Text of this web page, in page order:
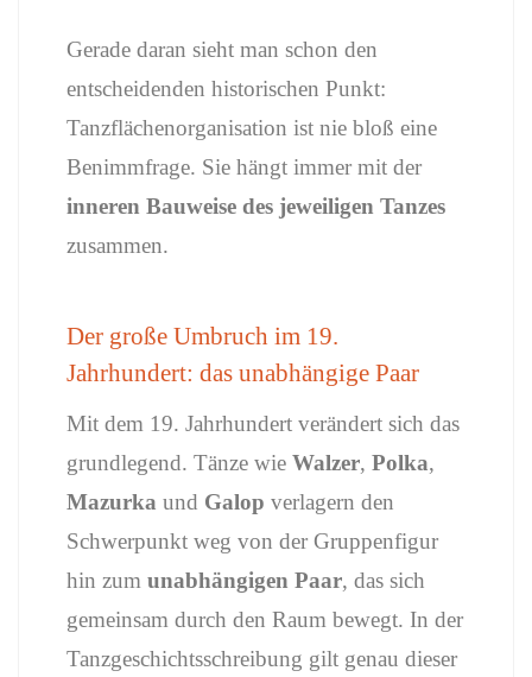
Gerade daran sieht man schon den
entscheidenden historischen Punkt:
Tanzflächenorganisation ist nie bloß eine
Benimmfrage. Sie hängt immer mit der
inneren Bauweise des jeweiligen Tanzes
zusammen.
Der große Umbruch im 19.
Jahrhundert: das unabhängige Paar
Mit dem 19. Jahrhundert verändert sich das
grundlegend. Tänze wie Walzer, Polka,
Mazurka und Galop verlagern den
Schwerpunkt weg von der Gruppenfigur
hin zum unabhängigen Paar, das sich
gemeinsam durch den Raum bewegt. In der
Tanzgeschichtsschreibung gilt genau dieser